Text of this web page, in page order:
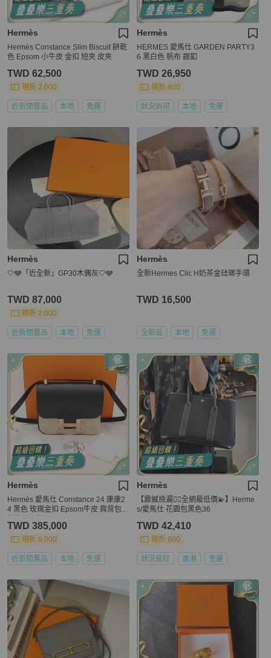
Hermès
Hermès Constance Slim Biscuit 餅乾
色 Epsom 小牛皮 金扣 短夾 皮夾
TWD 62,500
現折 2,000
近新閒置品 本地 免運
Hermès
HERMES 愛馬仕 GARDEN PARTY3
6 黑白色 帆布 銀釦
TWD 26,950
現折 800
狀況尚可 本地 免運
Hermès
🤍🩶「近全新」GP30木偶灰🤍🩶
TWD 87,000
現折 2,000
近新閒置品 本地 免運
Hermès
全新Hermes Clic H奶茶金琺瑯手環
TWD 16,500
全新品 本地 免運
Hermès
Hermès 愛馬仕 Constance 24 康康2
4 黑色 玫瑰金扣 Epsom牛皮 肩背包
TWD 385,000
現折 8,000
近新閒置品 本地 免運
Hermès
【震撼撿漏👍🏻全網最低價💫】Herme
s/愛馬仕 花園包黑色36
TWD 42,410
現折 800
狀況良好 香港 免運